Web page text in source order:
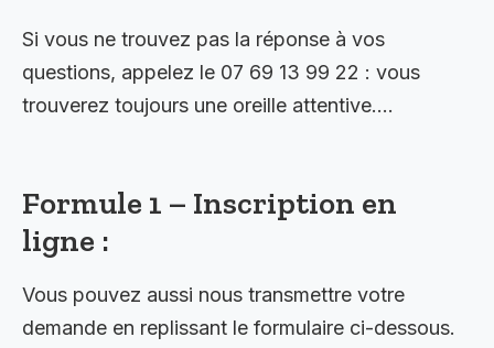
Si vous ne trouvez pas la réponse à vos
questions, appelez le 07 69 13 99 22 : vous
trouverez toujours une oreille attentive….
Formule 1 – Inscription en
ligne :
Vous pouvez aussi nous transmettre votre
demande en replissant le formulaire ci-dessous.